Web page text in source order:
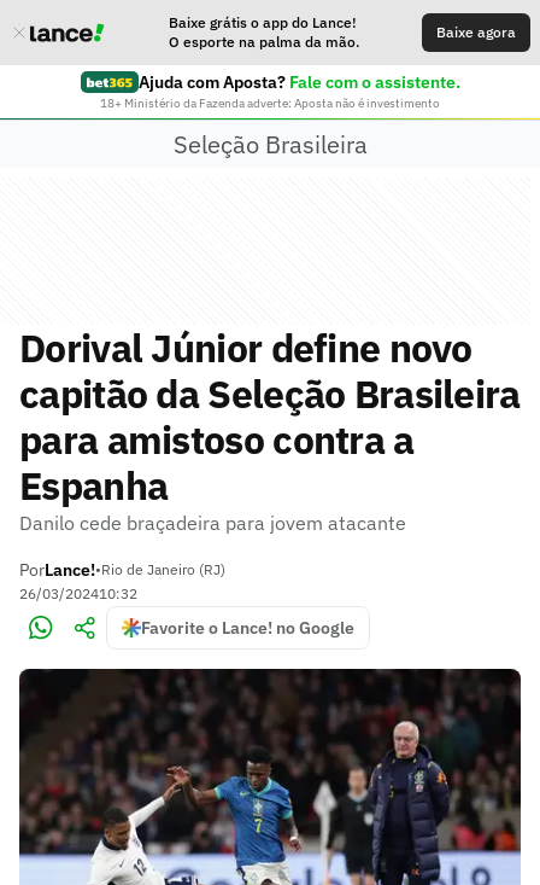
Baixe grátis o app do Lance!
O esporte na palma da mão.
Baixe agora
Ajuda com Aposta? Fale com o assistente.
18+ Ministério da Fazenda adverte: Aposta não é investimento
Seleção Brasileira
Dorival Júnior define novo
capitão da Seleção Brasileira
para amistoso contra a
Espanha
Danilo cede braçadeira para jovem atacante
PorLance!•Rio de Janeiro (RJ)
26/03/202410:32
Favorite o Lance! no Google